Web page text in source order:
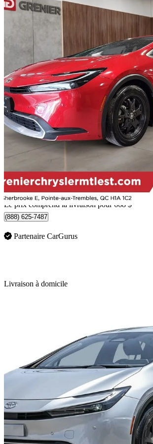
2024 Toyota Prius Prime
SE FWD25 800 km
33 223 $
583 $/mois env.
Livraison à domicile de Pointe-aux-trembles, QC
Le prix comprend la livraison pour 668 $
(888) 625-7487
Partenaire CarGurus
Livraison à domicile
2024 Toyota Prius Prime